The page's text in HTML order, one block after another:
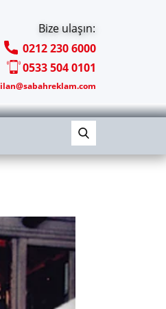
Bize ulaşın:
0212 230 6000
0533 504 0101
ilan@sabahreklam.com